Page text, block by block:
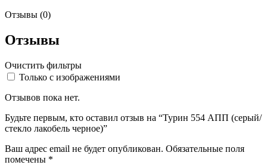
Отзывы (0)
Отзывы
Очистить фильтры
Только с изображениями
Отзывов пока нет.
Будьте первым, кто оставил отзыв на “Турин 554 АПП (серый/
стекло лакобель черное)”
Ваш адрес email не будет опубликован. Обязательные поля
помечены *